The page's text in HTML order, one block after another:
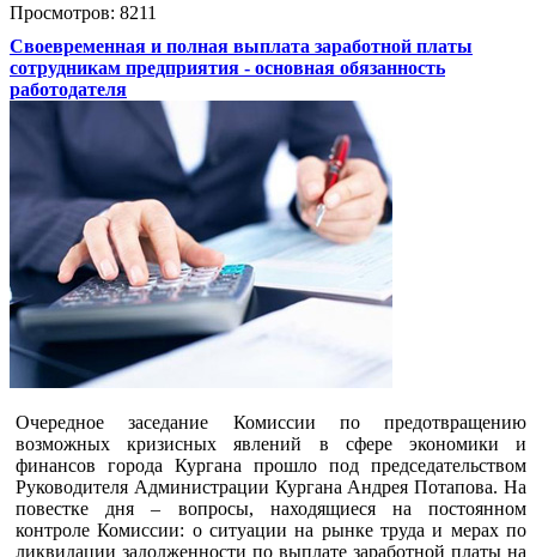
Просмотров: 8211
Своевременная и полная выплата заработной платы
сотрудникам предприятия - основная обязанность
работодателя
Очередное заседание Комиссии по предотвращению
возможных кризисных явлений в сфере экономики и
финансов города Кургана прошло под председательством
Руководителя Администрации Кургана Андрея Потапова. На
повестке дня – вопросы, находящиеся на постоянном
контроле Комиссии: о ситуации на рынке труда и мерах по
ликвидации задолженности по выплате заработной платы на